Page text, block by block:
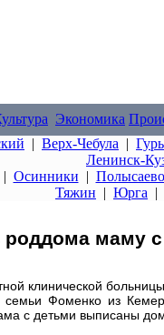
Экономика
| Верх-Чебула |
Ленинск-
Осинники | Полысаево
Тяжин | Юрга |
маму
клинической
Фоменко из
с детьми выписаны